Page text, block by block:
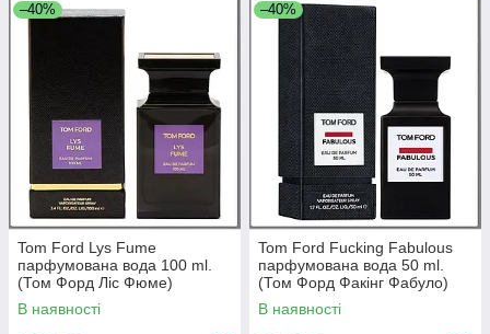
–40%
Tom Ford Lys Fume
парфумована вода 100 ml.
(Том Форд Ліс Фюме)
В наявності
–40%
Tom Ford Fucking Fabulous
парфумована вода 50 ml.
(Том Форд Факінг Фабуло)
В наявності